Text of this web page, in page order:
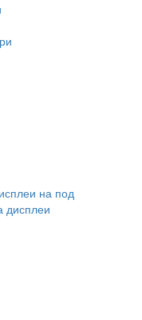
на под
дисплеи